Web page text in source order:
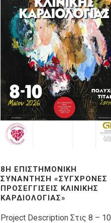
8Η ΕΠΙΣΤΗΜΟΝΙΚΉ
ΣΥΝΆΝΤΗΣΗ «ΣΎΓΧΡΟΝΕΣ
ΠΡΟΣΕΓΓΊΣΕΙΣ ΚΛΙΝΙΚΉΣ
ΚΑΡΔΙΟΛΟΓΊΑΣ»
Project Description Στις 8 – 10